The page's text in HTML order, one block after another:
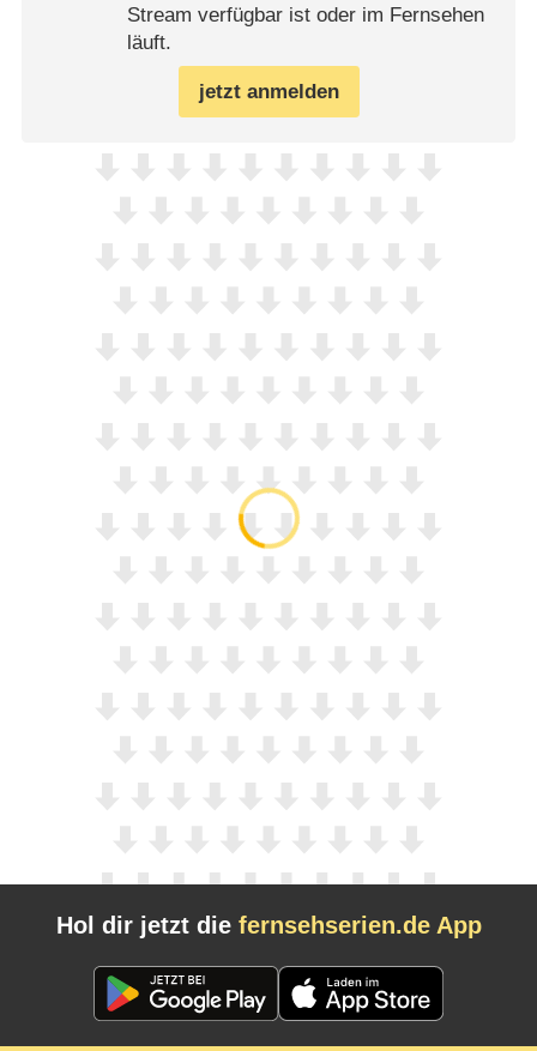
Stream verfügbar ist oder im Fernsehen
läuft.
jetzt anmelden
Hol dir jetzt die fernsehserien.de App